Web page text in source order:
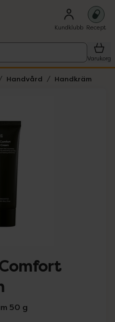
Kundklubb Recept
Varukorg
Handvård Handkräm
50 g